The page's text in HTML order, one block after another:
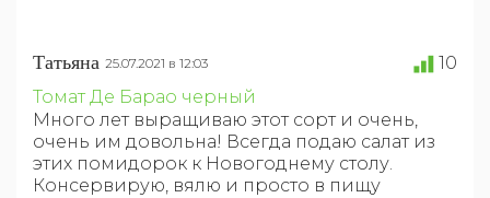
Татьяна 25.07.2021 в 12:03
10
Томат Де Барао черный
Много лет выращиваю этот сорт и очень,
очень им довольна! Всегда подаю салат из
этих помидорок к Новогоднему столу.
Консервирую, вялю и просто в пищу